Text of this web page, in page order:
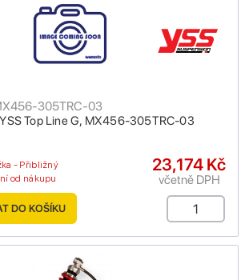
Top Line G, MX456-305TRC-03
305TRC-03
- Přibližný
od nákupu
23,174 Kč
včetně DPH
DO KOŠÍKU